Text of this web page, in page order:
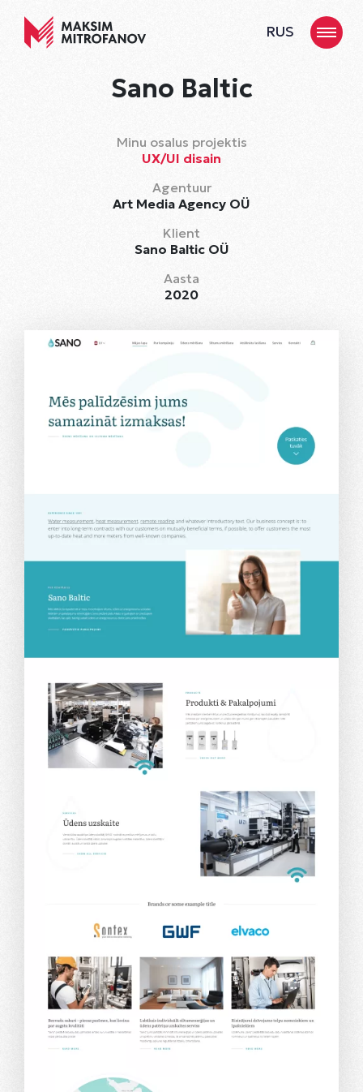
RUS
Sano Baltic
Minu osalus projektis
UX/UI disain
Agentuur
Art Media Agency OÜ
Klient
Sano Baltic OÜ
Aasta
2020